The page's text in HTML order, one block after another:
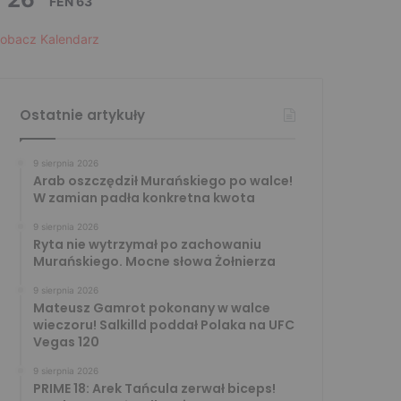
Kalendarz
Ostatnie artykuły
9 sierpnia 2026
Arab oszczędził Murańskiego po walce!
W zamian padła konkretna kwota
9 sierpnia 2026
Ryta nie wytrzymał po zachowaniu
Murańskiego. Mocne słowa Żołnierza
9 sierpnia 2026
Mateusz Gamrot pokonany w walce
wieczoru! Salkilld poddał Polaka na UFC
Vegas 120
9 sierpnia 2026
PRIME 18: Arek Tańcula zerwał biceps!